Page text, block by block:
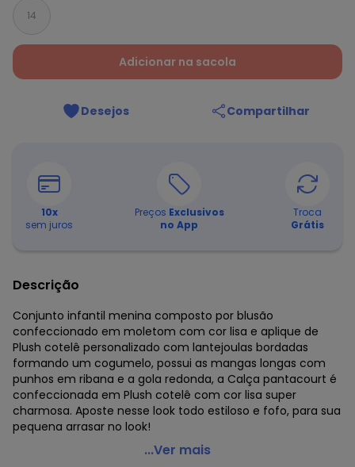
14
Adicionar na sacola
Desejos Compartilhar
10x
sem juros
Preços Exclusivos
no App
Troca
Grátis
Descrição
Conjunto infantil menina composto por blusão
confeccionado em moletom com cor lisa e aplique de
Plush cotelê personalizado com lantejoulas bordadas
formando um cogumelo, possui as mangas longas com
punhos em ribana e a gola redonda, a Calça pantacourt é
confeccionada em Plush cotelê com cor lisa super
charmosa. Aposte nesse look todo estiloso e fofo, para sua
pequena arrasar no look!
Mundi - Conjunto Menina com Aplique de Cogumelo
...Ver mais